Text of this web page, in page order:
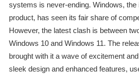
systems is never-ending. Windows,
product, has seen its fair share of
However, the latest clash is between
Windows 10 and Windows 11. The
brought with it a wave of excitement
sleek design and enhanced features,